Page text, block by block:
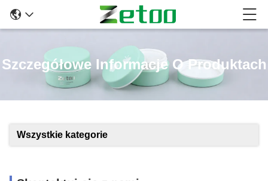
Szczegółowe Informacje O Produktach
Wszystkie kategorie